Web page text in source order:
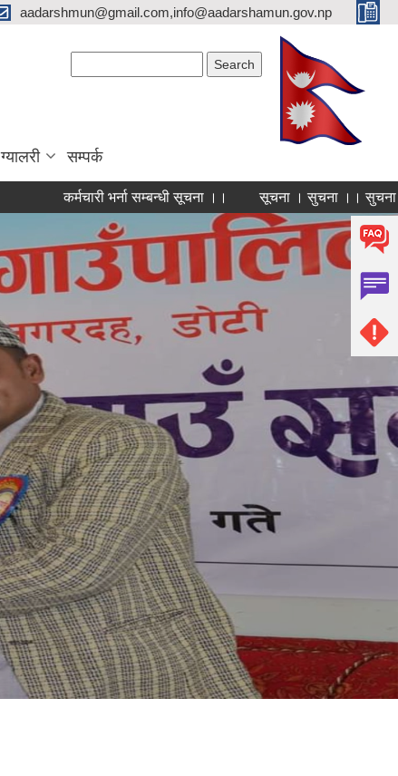
aadarshmun@gmail.com,info@aadarshamun.gov.np
ग्यालरी सम्पर्क
कर्मचारी भर्ना सम्बन्धी सूचना ।। सूचना । सुचना ।। सुचना।।।
1 2 3